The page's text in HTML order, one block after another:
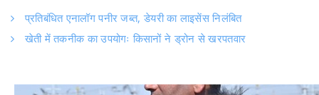
प्रतिबंधित एनालॉग पनीर जब्त, डेयरी का लाइसेंस निलंबित
खेती में तकनीक का उपयोगः किसानों ने ड्रोन से खरपतवार